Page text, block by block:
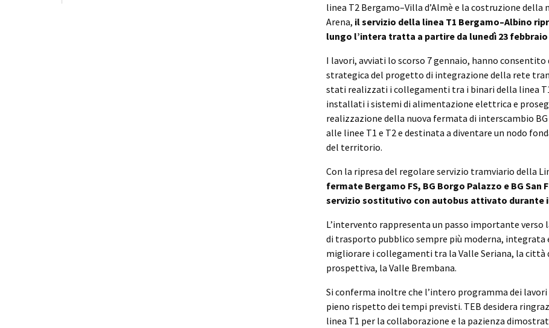
linea T2 Bergamo–Villa d’Almè e la costruzione
Arena, il servizio della linea T1 Bergamo–Albino
lungo l’intera tratta a partire da lunedì 23 febbraio
I lavori, avviati lo scorso 7 gennaio, hanno
strategica del progetto di integrazione della rete
stati realizzati i collegamenti tra i binari della linea
installati i sistemi di alimentazione elettrica e
realizzazione della nuova fermata di interscambio
alle linee T1 e T2 e destinata a diventare un nodo
del territorio.
Con la ripresa del regolare servizio tramviario della
fermate Bergamo FS, BG Borgo Palazzo e BG San
servizio sostitutivo con autobus attivato durante
L’intervento rappresenta un passo importante verso
di trasporto pubblico sempre più moderna, integrata
migliorare i collegamenti tra la Valle Seriana, la città
prospettiva, la Valle Brembana.
Si conferma inoltre che l’intero programma dei
pieno rispetto dei tempi previsti. TEB desidera
linea T1 per la collaborazione e la pazienza